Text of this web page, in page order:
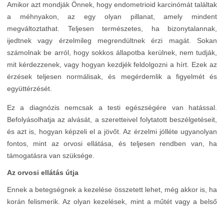
Amikor azt mondják Önnek, hogy endometrioid karcinómát találtak
a méhnyakon, az egy olyan pillanat, amely mindent
megváltoztathat. Teljesen természetes, ha bizonytalannak,
ijedtnek vagy érzelmileg megrendültnek érzi magát. Sokan
számolnak be arról, hogy sokkos állapotba kerülnek, nem tudják,
mit kérdezzenek, vagy hogyan kezdjék feldolgozni a hírt. Ezek az
érzések teljesen normálisak, és megérdemlik a figyelmét és
együttérzését.
Ez a diagnózis nemcsak a testi egészségére van hatással.
Befolyásolhatja az alvását, a szeretteivel folytatott beszélgetéseit,
és azt is, hogyan képzeli el a jövőt. Az érzelmi jólléte ugyanolyan
fontos, mint az orvosi ellátása, és teljesen rendben van, ha
támogatásra van szüksége.
Az orvosi ellátás útja
Ennek a betegségnek a kezelése összetett lehet, még akkor is, ha
korán felismerik. Az olyan kezelések, mint a műtét vagy a belső